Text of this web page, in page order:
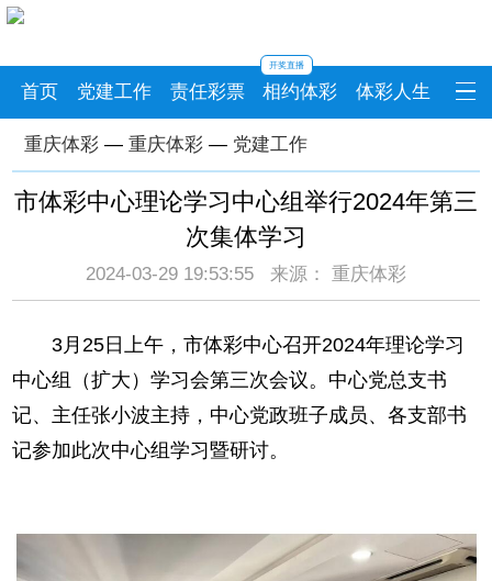
首页 党建工作 责任彩票 相约体彩
开奖直播
体彩人生
重庆体彩— 重庆体彩— 党建工作
市体彩中心理论学习中心组举行2024年第三
次集体学习
2024-03-29 19:53:55 来源： 重庆体彩
3月25日上午，市体彩中心召开2024年理论学习
中心组（扩大）学习会第三次会议。中心党总支书
记、主任张小波主持，中心党政班子成员、各支部书
记参加此次中心组学习暨研讨。